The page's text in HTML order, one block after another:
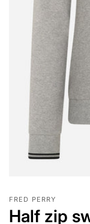
FRED PERRY
Half zip